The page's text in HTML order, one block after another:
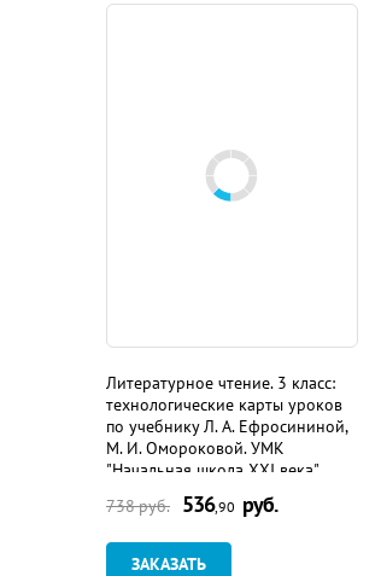
Литературное чтение. 3 класс:
технологические карты уроков
по учебнику Л. А. Ефросининой,
М. И. Омороковой. УМК
"Начальная школа XXI века"
738руб. 536,90 руб.
ЗАКАЗАТЬ